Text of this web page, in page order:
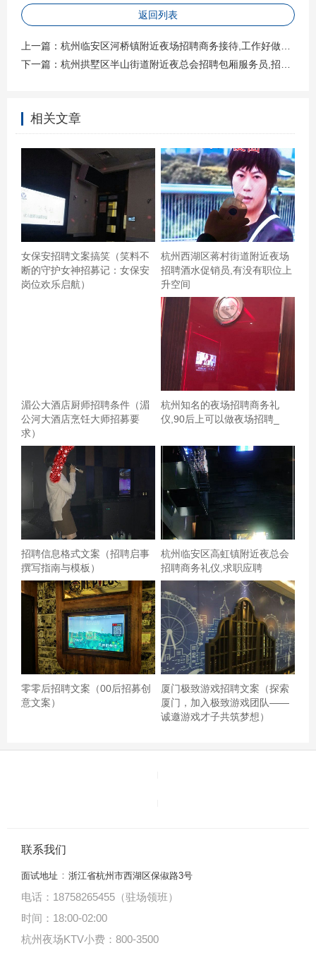
环境好走道房间漂亮最主要的是还有立体麦音响系统很好
去过好几次，我还不错了高大上，，，杭州知名的ktv招聘
酒水销售员,招聘电话多少 挺好的。团购很划算，主题也有
趣好看，有机会还会约一波曲库很全，临时想唱歌就去
了，真不错
以前一直想着能够在KTV里边唱边吃，吃了唱，唱完吃，
这不到了堂会全都解决。堂会的环境真的不错，很上档
次，自助餐种类超级多，有我最爱的三文鱼，以及海鲜，
还有点心，蛋糕，还有各种小吃，烤串，粉条等等，基本
你想要吃的种类，这里全都给你解决。另外唱歌的环境也
很好，音质特别棒，想唱就唱，可以坐在沙发上吃着自助
看着别人唱，也可以自己边吃边唱，其乐无穷，到了这里
可以将你所有的顾虑全都忘掉，全身心的放松，不但解决
返回列表
上一篇： 杭州临安区河桥镇附近夜场招聘商务接待,工作好做吗？
下一篇： 杭州拱墅区半山街道附近夜总会招聘包厢服务员,招聘信息靠谱吗？
相关文章
女保安招聘文案搞笑（笑料不
断的守护女神招募记：女保安
岗位欢乐启航）
杭州西湖区蒋村街道附近夜场
招聘酒水促销员,有没有职位上
升空间
湄公大酒店厨师招聘条件（湄
公河大酒店烹饪大师招募要
求）
杭州知名的夜场招聘商务礼
仪,90后上可以做夜场招聘_
招聘信息格式文案（招聘启事
撰写指南与模板）
杭州临安区高虹镇附近夜总会
招聘商务礼仪,求职应聘
零零后招聘文案（00后招募创
意文案）
厦门极致游戏招聘文案（探索
厦门，加入极致游戏团队——
诚邀游戏才子共筑梦想）
联系我们
面试地址 ： 浙江省杭州市西湖区保俶路3号
电话：18758265455（驻场领班）
时间：18:00-02:00
杭州夜场KTV小费：800-3500